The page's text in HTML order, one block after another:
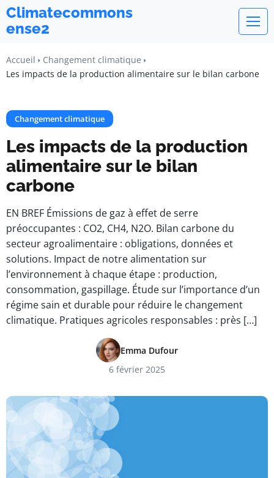
Climatecommons
ense2
Accueil
Changement climatique
Les impacts de la production alimentaire sur le bilan carbone
Changement climatique
Les impacts de la production
alimentaire sur le bilan
carbone
EN BREF Émissions de gaz à effet de serre
préoccupantes : CO2, CH4, N2O. Bilan carbone du
secteur agroalimentaire : obligations, données et
solutions. Impact de notre alimentation sur
l’environnement à chaque étape : production,
consommation, gaspillage. Étude sur l’importance d’un
régime sain et durable pour réduire le changement
climatique. Pratiques agricoles responsables : près […]
Emma Dufour
6 février 2025